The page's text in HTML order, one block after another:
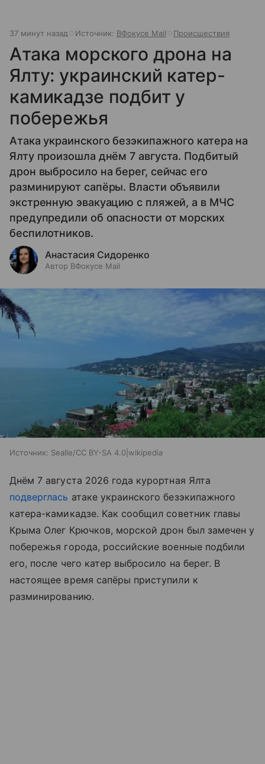
37 минут назад Источник: ВФокусе Mail Происшествия
Атака морского дрона на
Ялту: украинский катер-
камикадзе подбит у
побережья
Атака украинского безэкипажного катера на
Ялту произошла днём 7 августа. Подбитый
дрон выбросило на берег, сейчас его
разминируют сапёры. Власти объявили
экстренную эвакуацию с пляжей, а в МЧС
предупредили об опасности от морских
беспилотников.
Анастасия Сидоренко
Автор ВФокусе Mail
Источник: Sealle/CC BY-SA 4.0|wikipedia
Днём 7 августа 2026 года курортная Ялта
подверглась атаке украинского безэкипажного
катера-камикадзе. Как сообщил советник главы
Крыма Олег Крючков, морской дрон был замечен у
побережья города, российские военные подбили
его, после чего катер выбросило на берег. В
настоящее время сапёры приступили к
разминированию.